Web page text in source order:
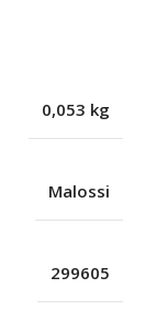
0,053 kg
Malossi
299605